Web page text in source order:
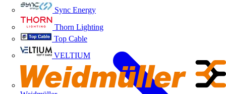
Sync Energy
Thorn Lighting
Top Cable
VELTIUM